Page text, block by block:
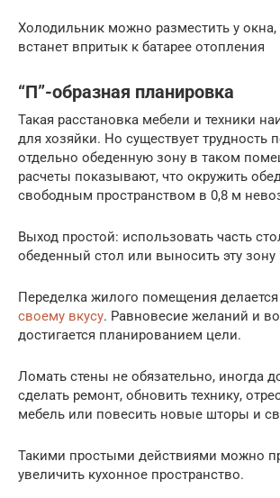
Холодильник можно разместить у
встанет впритык к батарее отопления
“П”-образная планировка
Такая расстановка мебели и техники
для хозяйки. Но существует трудность
отдельно обеденную зону в таком
расчеты показывают, что окружить
свободным пространством в 0,8 м
Выход простой: использовать часть
обеденный стол или выносить эту зону
Переделка жилого помещения
своему вкусу. Равновесие желаний и
достигается планированием цели.
Ломать стены не обязательно, иногда
сделать ремонт, обновить технику,
мебель или повесить новые шторы и
Такими простыми действиями можно
увеличить кухонное пространство.